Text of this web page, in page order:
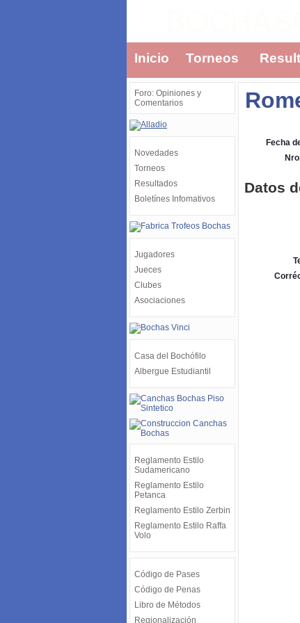
Inicio Torneos
Foro: Opiniones y
Comentarios
Novedades
Torneos
Resultados
Boletínes Infomativos
Jugadores
Jueces
Clubes
Asociaciones
Casa del Bochófilo
Albergue Estudiantil
Reglamento Estilo
Sudamericano
Reglamento Estilo
Petanca
Reglamento Estilo Zerbin
Reglamento Estilo Raffa
Volo
Código de Pases
Código de Penas
Libro de Métodos
Regionalización
Fecha
Datos